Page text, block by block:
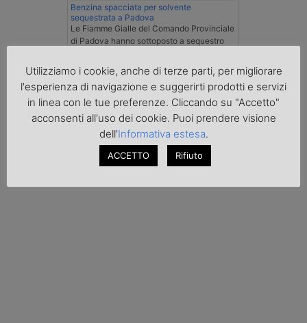
Benzina spacciata per solvente
sequestrata a Padova
Le Fiamme Gialle del Comando Provinciale
di Padova hanno sottoposto a sequestro
contrabbando, dichiarata come solvente
nei documenti di trasporto, e
l'autoarticolato utilizzato. Denunciato per
contrabbando di prodotti petroliferi il
conducente ungherese del mezzo, fermato
al valico di Tarvisio.
Transpotalk
Utilizziamo i cookie, anche di terze parti, per migliorare
l'esperienza di navigazione e suggerirti prodotti e servizi
in linea con le tue preferenze. Cliccando su "Accetto"
acconsenti all'uso dei cookie. Puoi prendere visione
dell'Informativa estesa.
ACCETTO Rifiuto